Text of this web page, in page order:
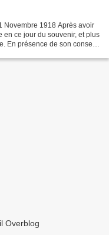
Novembre 1918 Après avoir
ce jour du souvenir, et plus
En présence de son conseil
Overblog